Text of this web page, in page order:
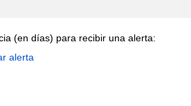
(en días) para recibir una alerta:
alerta